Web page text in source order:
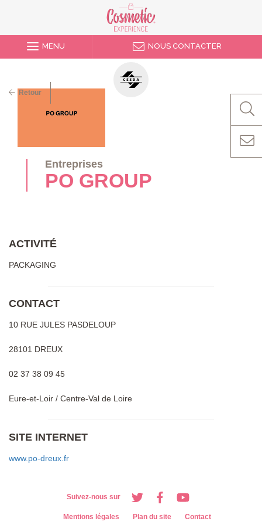
MENU NOUS CONTACTER
Entreprises
PO GROUP
ACTIVITÉ
PACKAGING
CONTACT
10 RUE JULES PASDELOUP
28101 DREUX
02 37 38 09 45
Eure-et-Loir / Centre-Val de Loire
SITE INTERNET
www.po-dreux.fr
Retour
Suivez-nous sur
Mentions légales Plan du site Contact